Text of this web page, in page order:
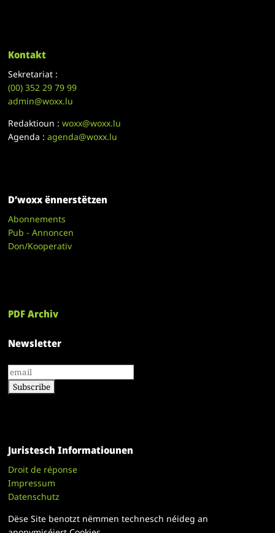
Kontakt
Sekretariat :
(00)352 29 79 99
admin@woxx.lu
Redaktioun :woxx@woxx.lu
Agenda :agenda@woxx.lu
D’woxx ënnerstëtzen
Abonnements
Pub - Annoncen
Don/Kooperativ
PDF Archiv
Newsletter
Juristesch Informatiounen
Droit de réponse
Impressum
Datenschutz
Dëse Site benotzt nëmmen technesch néideg an